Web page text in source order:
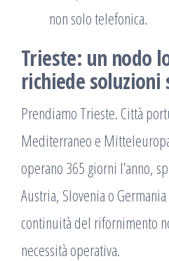
non solo telefonica.
Trieste: un nodo
richiede soluzioni
Prendiamo Trieste. Città
Mediterraneo e
operano 365 giorni l’anno,
Austria, Slovenia o
continuità del rifornimento
necessità operativa.